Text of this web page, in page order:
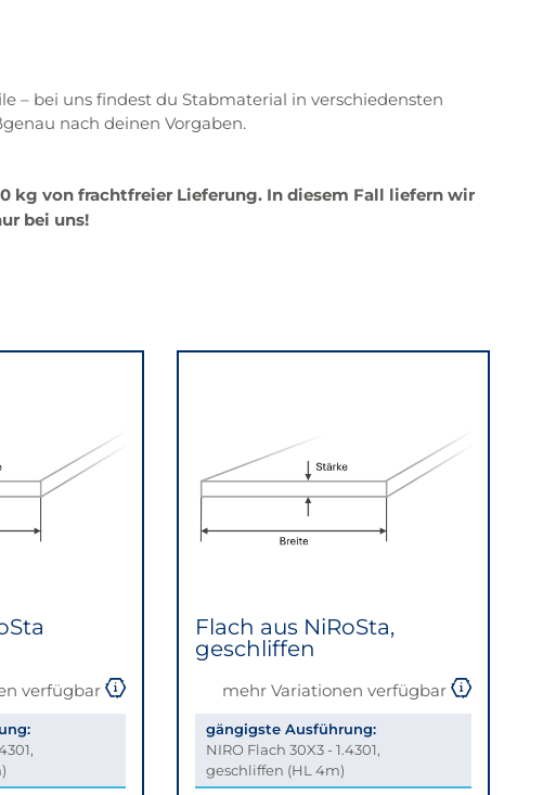
– bei uns findest du Stabmaterial in verschiedensten
nach deinen Vorgaben.
kg von frachtfreier Lieferung. In diesem Fall liefern wir
bei uns!
verfügbar
Flach aus NiRoSta,
geschliffen
mehr Variationen verfügbar
gängigste Ausführung:
NIRO Flach 30X3 - 1.4301,
geschliffen (HL 4m)